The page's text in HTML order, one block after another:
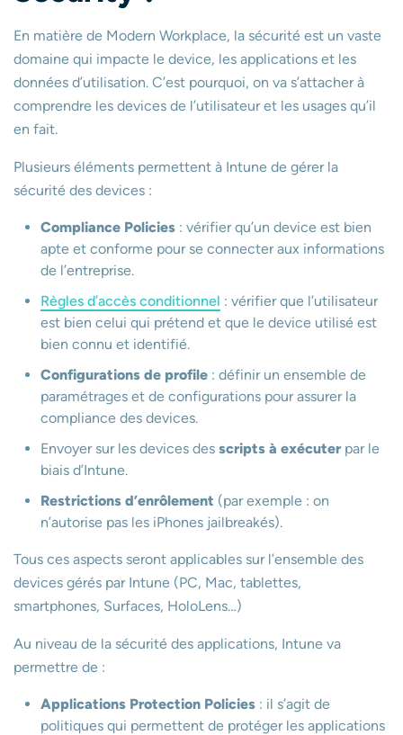
En matière de Modern Workplace, la sécurité est un vaste
domaine qui impacte le device, les applications et les
données d’utilisation. C’est pourquoi, on va s’attacher à
comprendre les devices de l’utilisateur et les usages qu’il
en fait.
Plusieurs éléments permettent à Intune de gérer la
sécurité des devices :
Compliance Policies : vérifier qu’un device est bien
apte et conforme pour se connecter aux informations
de l’entreprise.
Règles d’accès conditionnel : vérifier que l’utilisateur
est bien celui qui prétend et que le device utilisé est
bien connu et identifié.
Configurations de profile : définir un ensemble de
paramétrages et de configurations pour assurer la
compliance des devices.
Envoyer sur les devices des scripts à exécuter par le
biais d’Intune.
Restrictions d’enrôlement (par exemple : on
n’autorise pas les iPhones jailbreakés).
Tous ces aspects seront applicables sur l’ensemble des
devices gérés par Intune (PC, Mac, tablettes,
smartphones, Surfaces, HoloLens…)
Au niveau de la sécurité des applications, Intune va
permettre de :
Applications Protection Policies : il s’agit de
politiques qui permettent de protéger les applications